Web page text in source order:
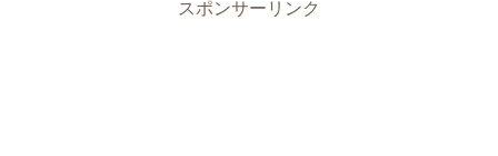
スポンサーリンク